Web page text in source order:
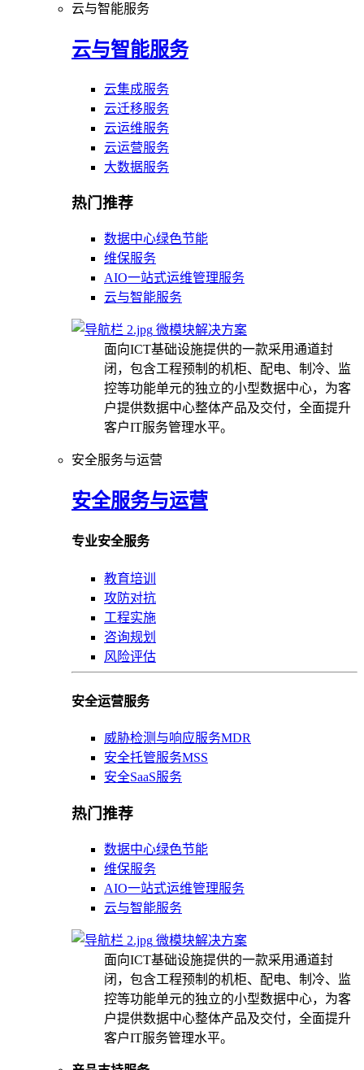
云与智能服务
云与智能服务
云集成服务
云迁移服务
云运维服务
云运营服务
大数据服务
热门推荐
数据中心绿色节能
维保服务
AIO一站式运维管理服务
云与智能服务
微模块解决方案
面向ICT基础设施提供的一款采用通道封
闭，包含工程预制的机柜、配电、制冷、监
控等功能单元的独立的小型数据中心，为客
户提供数据中心整体产品及交付，全面提升
客户IT服务管理水平。
安全服务与运营
安全服务与运营
专业安全服务
教育培训
攻防对抗
工程实施
咨询规划
风险评估
安全运营服务
威胁检测与响应服务MDR
安全托管服务MSS
安全SaaS服务
热门推荐
数据中心绿色节能
维保服务
AIO一站式运维管理服务
云与智能服务
微模块解决方案
面向ICT基础设施提供的一款采用通道封
闭，包含工程预制的机柜、配电、制冷、监
控等功能单元的独立的小型数据中心，为客
户提供数据中心整体产品及交付，全面提升
客户IT服务管理水平。